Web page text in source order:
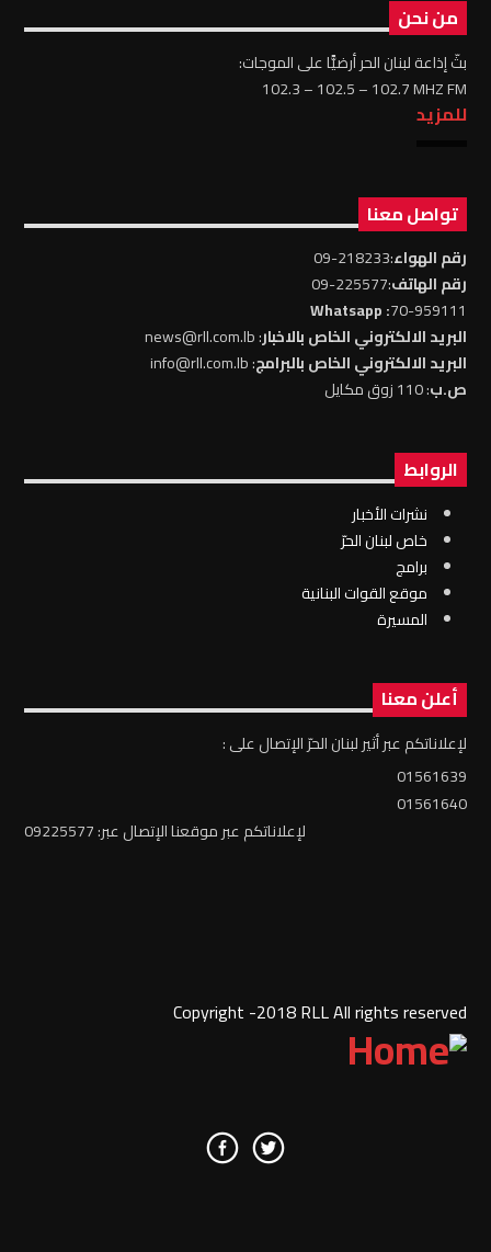
من نحن
بثّ إذاعة لبنان الحر أرضيًّا على الموجات:
102.3 – 102.5 – 102.7 MHZ FM
للمزيد
تواصل معنا
رقم الهواء:218233-09
رقم الهاتف:225577-09
70-959111
: Whatsapp
البريد الالكتروني الخاص بالاخبار: news@rll.com.lb
البريد الالكتروني الخاص بالبرامج: info@rll.com.lb
ص.ب: 110 زوق مكايل
الروابط
نشرات الأخبار
خاص لبنان الحرّ
برامج
موقع القوات البنانية
المسيرة
أعلن معنا
لإعلاناتكم عبر أثير لبنان الحرّ الإتصال على :
01561639
01561640
لإعلاناتكم عبر موقعنا الإتصال عبر: 09225577
Copyright -2018 RLL All rights reserved